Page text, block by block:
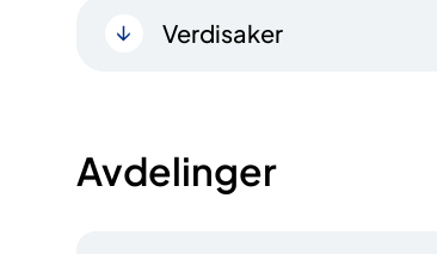
Verdisaker
Avdelinger